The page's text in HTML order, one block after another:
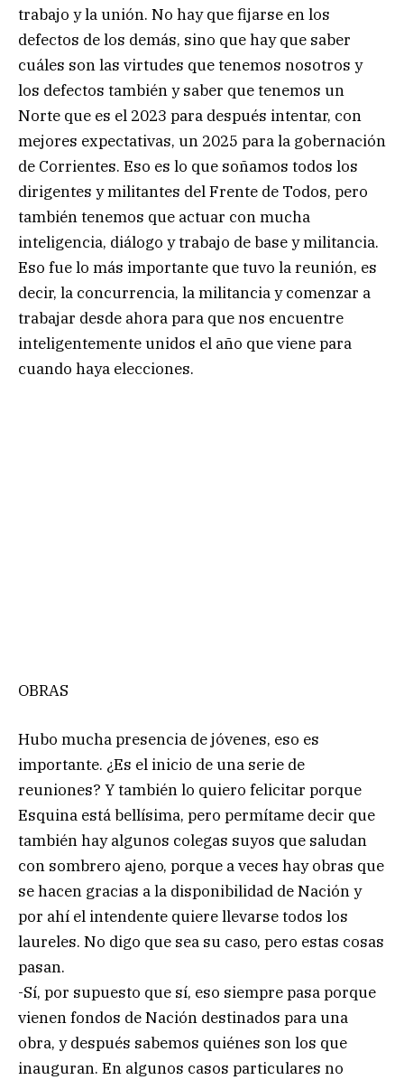
trabajo y la unión. No hay que fijarse en los
defectos de los demás, sino que hay que saber
cuáles son las virtudes que tenemos nosotros y
los defectos también y saber que tenemos un
Norte que es el 2023 para después intentar, con
mejores expectativas, un 2025 para la gobernación
de Corrientes. Eso es lo que soñamos todos los
dirigentes y militantes del Frente de Todos, pero
también tenemos que actuar con mucha
inteligencia, diálogo y trabajo de base y militancia.
Eso fue lo más importante que tuvo la reunión, es
decir, la concurrencia, la militancia y comenzar a
trabajar desde ahora para que nos encuentre
inteligentemente unidos el año que viene para
cuando haya elecciones.
OBRAS
Hubo mucha presencia de jóvenes, eso es
importante. ¿Es el inicio de una serie de
reuniones? Y también lo quiero felicitar porque
Esquina está bellísima, pero permítame decir que
también hay algunos colegas suyos que saludan
con sombrero ajeno, porque a veces hay obras que
se hacen gracias a la disponibilidad de Nación y
por ahí el intendente quiere llevarse todos los
laureles. No digo que sea su caso, pero estas cosas
pasan.
-Sí, por supuesto que sí, eso siempre pasa porque
vienen fondos de Nación destinados para una
obra, y después sabemos quiénes son los que
inauguran. En algunos casos particulares no